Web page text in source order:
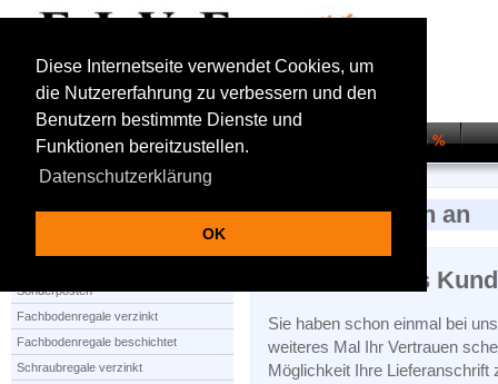
Diese Internetseite verwendet Cookies, um
die Nutzererfahrung zu verbessern und den
Benutzern bestimmte Dienste und
Funktionen bereitzustellen.
Datenschutzerklärung
OK
Startseite Regalsysteme Sale %
Startseite Anmelden
Produktauswahl
Sonderposten
Fachbodenregale verzinkt
Fachbodenregale beschichtet
Schraubregale verzinkt
Melden Sie sich an
Ich bin bereits
Sie haben schon einmal bei
weiteres Mal Ihr Vertrauen
Möglichkeit Ihre Lieferanschrift